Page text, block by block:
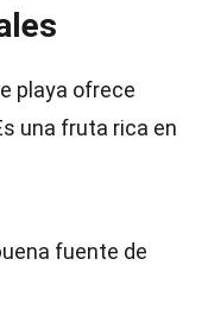
playa ofrece
una fruta rica en
fuente de